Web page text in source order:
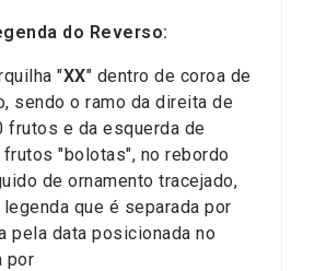
do Reverso:
"XX" dentro de coroa de
sendo o ramo da direita de
frutos e da esquerda de
"bolotas", no rebordo
de ornamento tracejado,
que é separada por
pela data posicionada no
por